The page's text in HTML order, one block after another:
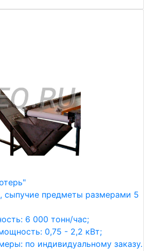
сыпучие предметы размерами 5
6 000 тонн/час;
0,75 - 2,2 кВт;
по индивидуальному заказу.